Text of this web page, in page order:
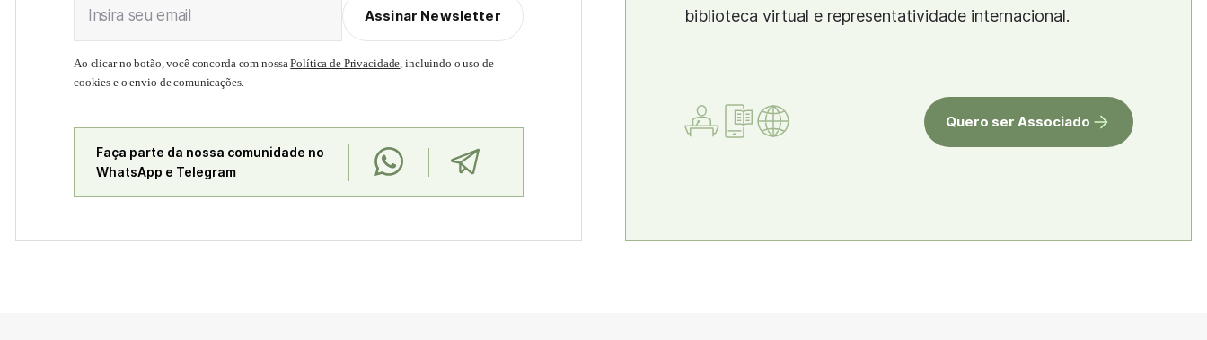
Insira seu email Assinar Newsletter
Ao clicar no botão, você concorda com nossaPolítica de Privacidade, incluindo o uso de
cookies e o envio de comunicações.
Faça parte da nossa comunidade no
WhatsApp e Telegram
biblioteca virtual e representatividade internacional.
Quero ser Associado